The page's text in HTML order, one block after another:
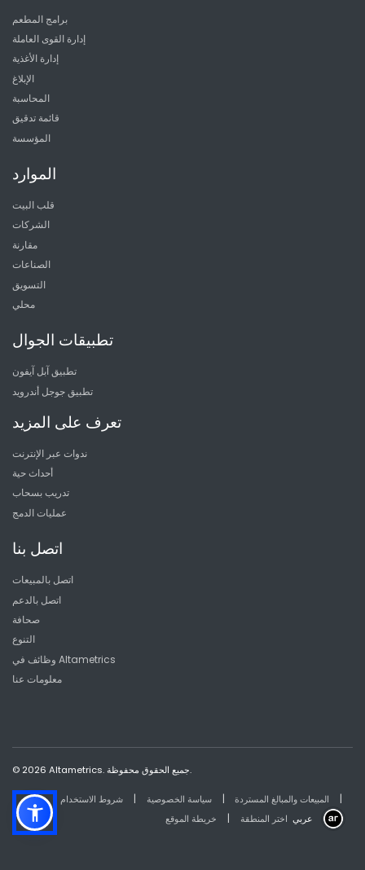
برامج المطعم
إدارة القوى العاملة
إدارة الأغذية
الإبلاغ
المحاسبة
قائمة تدقيق
المؤسسة
الموارد
قلب البيت
الشركات
مقارنة
الصناعات
التسويق
محلي
تطبيقات الجوال
تطبيق آبل آيفون
تطبيق جوجل أندرويد
تعرف على المزيد
ندوات عبر الإنترنت
أحداث حية
تدريب بسحاب
عمليات الدمج
اتصل بنا
اتصل بالمبيعات
اتصل بالدعم
صحافة
التنوع
وظائف في Altametrics
معلومات عنا
© 2026 Altametrics. جميع الحقوق محفوظة.
شروط الاستخدام | سياسة الخصوصية | المبيعات والمبالغ المستردة |
خريطة الموقع | اختر المنطقة عربي